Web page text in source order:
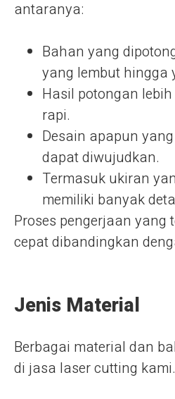
antaranya:
Bahan yang
yang lembut hingga
Hasil potongan
rapi.
Desain apapun
dapat diwujudkan.
Termasuk ukiran
memiliki banyak
Proses pengerjaan yang
cepat dibandingkan
Jenis Material
Berbagai material dan
di jasa laser cutting